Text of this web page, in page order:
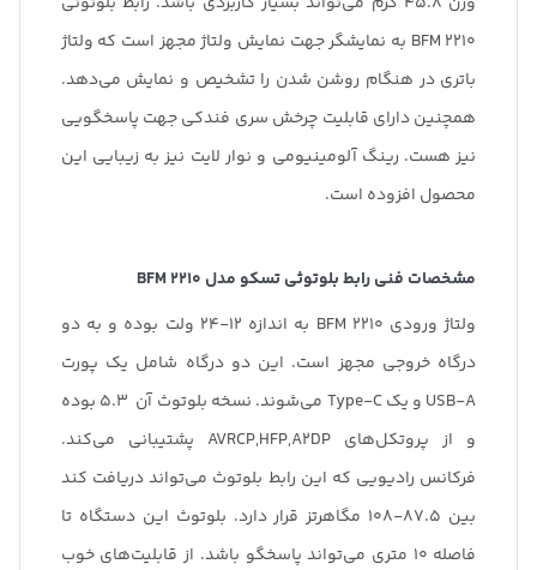
BFM 2210 به نمایشگر جهت نمایش ولتاژ مجهز است که ولتاژ
باتری در هنگام روشن شدن را تشخیص و نمایش می‌دهد.
همچنین دارای قابلیت چرخش سری فندکی جهت پاسخگویی
نیز هست. رینگ آلومینیومی و نوار لایت نیز به زیبایی این
محصول افزوده است.
مشخصات فنی رابط بلوتوثی تسکو مدل BFM 2210
ولتاژ ورودی BFM 2210 به اندازه 12-24 ولت بوده و به دو
درگاه خروجی مجهز است. این دو درگاه شامل یک پورت
USB-A و یک Type-C می‌شوند. نسخه بلوتوث آن 5.3 بوده
و از پروتکل‌های AVRCP,HFP,A2DP پشتیبانی می‌کند.
فرکانس رادیویی که این رابط بلوتوث می‌تواند دریافت کند
بین 87.5-108 مگاهرتز قرار دارد. بلوتوث این دستگاه تا
فاصله 10 متری می‌تواند پاسخگو باشد. از قابلیت‌های خوب